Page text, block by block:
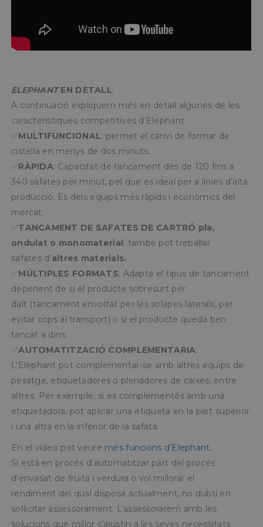
ELEPHANTEN DETALL:
A continuació expliquem més en detall algunes de les
característiques competitives d’Elephant:
✅MULTIFUNCIONAL: permet el canvi de formar de
cistella en menys de dos minuts.
✅RÀPIDA: Capacitat de tancament des de 120 fins a
340 safates per minut, pel que és ideal per a línies d’alta
producció. Es dels equips més ràpids i econòmics del
mercat.
✅TANCAMENT DE SAFATES DE CARTRÓ pla,
ondulat o monomaterial : també pot treballar
safates d’altres materials.
✅MÚLTIPLES FORMATS: Adapta el tipus de tancament
depenent de si el producte sobresurt per
dalt (tancament envoltat per les solapes laterals, per
evitar cops al transport) o si el producte queda ben
tancat a dins.
✅AUTOMATITZACIÓ COMPLEMENTARIA:
L’Elephant pot complementar-se amb altres equips de
pesatge, etiquetadores o plenadores de caixes, entre
altres. Per exemple, si es complementés amb una
etiquetadora, pot aplicar una etiqueta en la part superior
i una altra en la inferior de la safata.
En el vídeo pot veure més funcions d’Elephant.
Si està en procés d’automatitzar part del procés
d’envasat de fruita i verdura o vol millorar el
rendiment del qual disposa actualment, no dubti en
sol·licitar assessorament. L’assessorarem amb les
solucions que millor s’ajustin a les seves necessitats.